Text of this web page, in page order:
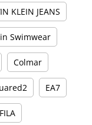
KLEIN JEANS
Swimwear
Colmar
EA7
FILA